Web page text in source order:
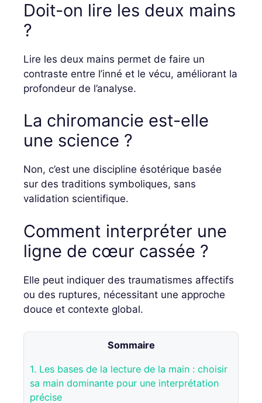
Doit-on lire les deux mains
?
Lire les deux mains permet de faire un
contraste entre l’inné et le vécu, améliorant la
profondeur de l’analyse.
La chiromancie est-elle
une science ?
Non, c’est une discipline ésotérique basée
sur des traditions symboliques, sans
validation scientifique.
Comment interpréter une
ligne de cœur cassée ?
Elle peut indiquer des traumatismes affectifs
ou des ruptures, nécessitant une approche
douce et contexte global.
Sommaire
1. Les bases de la lecture de la main : choisir
sa main dominante pour une interprétation
précise